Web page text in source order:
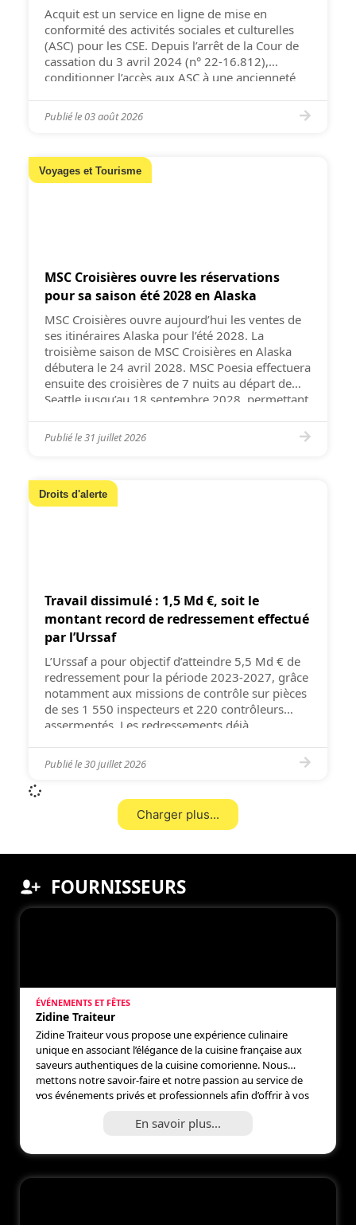
Acquit est un service en ligne de mise en
conformité des activités sociales et culturelles
(ASC) pour les CSE. Depuis l’arrêt de la Cour de
cassation du 3 avril 2024 (n° 22-16.812),
conditionner l’accès aux ASC à une ancienneté
tolérance jusqu’au 31 décembre 2026 : les CSE
disposent donc […]
Publié le03 août 2026
Voyages et Tourisme
MSC Croisières ouvre les réservations
pour sa saison été 2028 en Alaska
MSC Croisières ouvre aujourd’hui les ventes de
ses itinéraires Alaska pour l’été 2028. La
troisième saison de MSC Croisières en Alaska
débutera le 24 avril 2028. MSC Poesia effectuera
ensuite des croisières de 7 nuits au départ de
Seattle jusqu’au 18 septembre 2028, permettant
majestueux de l’Alaska, sa faune luxuriante, ses
[…]
Publié le31 juillet 2026
Droits d'alerte
Travail dissimulé : 1,5 Md €, soit le
montant record de redressement effectué
par l’Urssaf
L’Urssaf a pour objectif d’atteindre 5,5 Md € de
redressement pour la période 2023-2027, grâce
notamment aux missions de contrôle sur pièces
de ses 1 550 inspecteurs et 220 contrôleurs
assermentés. Les redressements déjà
s’élèvent à 4,3 Md €, avec un montant moyen
annuel double de celui observé sur […]
Publié le30 juillet 2026
Charger plus...
FOURNISSEURS
ÉVÉNEMENTS ET FÊTES
Zidine Traiteur
Zidine Traiteur vous propose une expérience culinaire
unique en associant l’élégance de la cuisine française aux
saveurs authentiques de la cuisine comorienne. Nous
mettons notre savoir-faire et notre passion au service de
vos événements privés et professionnels afin d’offrir à vos
Mariages, anniversaires, baptêmes, réceptions familiales ou
...
En savoir plus...